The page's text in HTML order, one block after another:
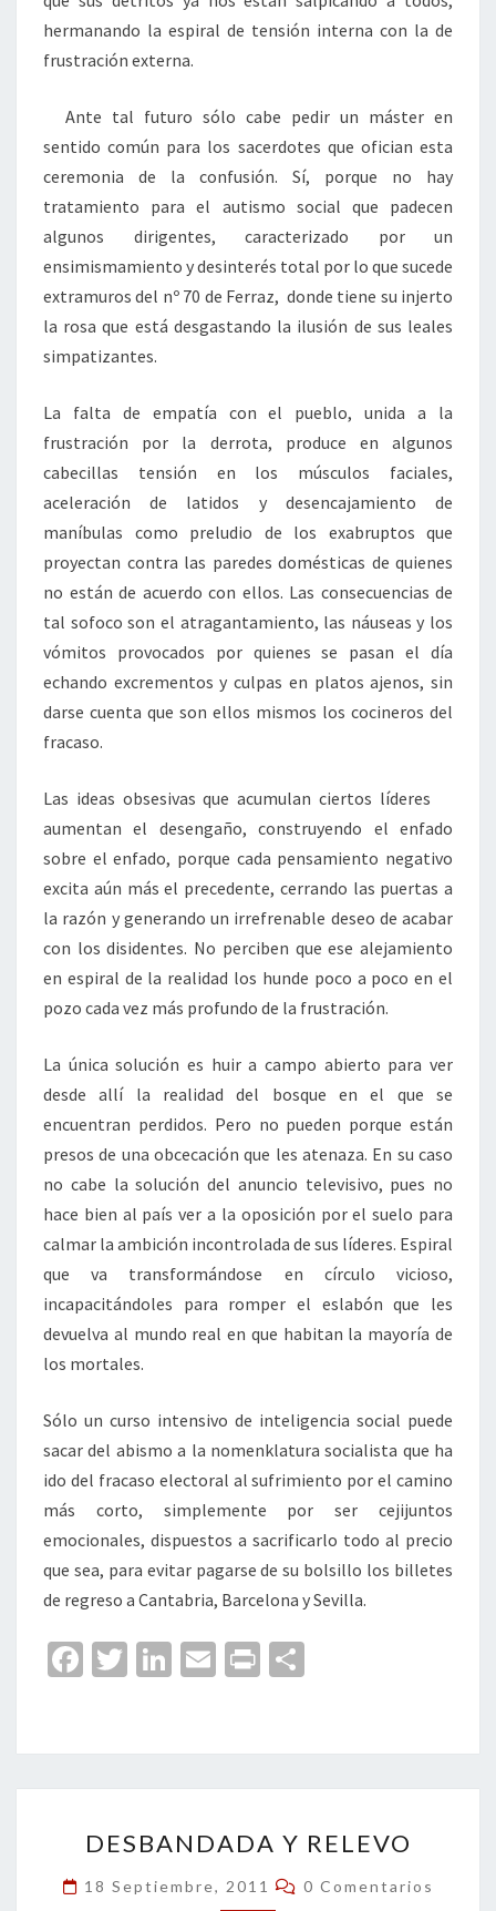
hermanando la espiral de tensión interna con la de
frustración externa.
Ante tal futuro sólo cabe pedir un máster en
sentido común para los sacerdotes que ofician esta
ceremonia de la confusión. Sí, porque no hay
tratamiento para el autismo social que padecen
algunos dirigentes, caracterizado por un
ensimismamiento y desinterés total por lo que sucede
extramuros del nº 70 de Ferraz, donde tiene su injerto
la rosa que está desgastando la ilusión de sus leales
simpatizantes.
La falta de empatía con el pueblo, unida a la
frustración por la derrota, produce en algunos
cabecillas tensión en los músculos faciales,
aceleración de latidos y desencajamiento de
maníbulas como preludio de los exabruptos que
proyectan contra las paredes domésticas de quienes
no están de acuerdo con ellos. Las consecuencias de
tal sofoco son el atragantamiento, las náuseas y los
vómitos provocados por quienes se pasan el día
echando excrementos y culpas en platos ajenos, sin
darse cuenta que son ellos mismos los cocineros del
fracaso.
Las ideas obsesivas que acumulan ciertos líderes
aumentan el desengaño, construyendo el enfado
sobre el enfado, porque cada pensamiento negativo
excita aún más el precedente, cerrando las puertas a
la razón y generando un irrefrenable deseo de acabar
con los disidentes. No perciben que ese alejamiento
en espiral de la realidad los hunde poco a poco en el
pozo cada vez más profundo de la frustración.
La única solución es huir a campo abierto para ver
desde allí la realidad del bosque en el que se
encuentran perdidos. Pero no pueden porque están
presos de una obcecación que les atenaza. En su caso
no cabe la solución del anuncio televisivo, pues no
hace bien al país ver a la oposición por el suelo para
calmar la ambición incontrolada de sus líderes. Espiral
que va transformándose en círculo vicioso,
incapacitándoles para romper el eslabón que les
devuelva al mundo real en que habitan la mayoría de
los mortales.
Sólo un curso intensivo de inteligencia social puede
sacar del abismo a la nomenklatura socialista que ha
ido del fracaso electoral al sufrimiento por el camino
más corto, simplemente por ser cejijuntos
emocionales, dispuestos a sacrificarlo todo al precio
que sea, para evitar pagarse de su bolsillo los billetes
de regreso a Cantabria, Barcelona y Sevilla.
Fa
o
o
k
T
er
Li
dI
n
E
l
Pr
p
ar
tir
Y
RELEVO
DESBANDADA Y RELEVO
18 Septiembre, 2011 Comentarios
0 Comentarios